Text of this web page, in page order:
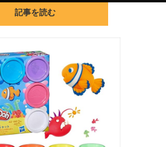
ページ
レンド
の未来
選べる
ト
記事を読む